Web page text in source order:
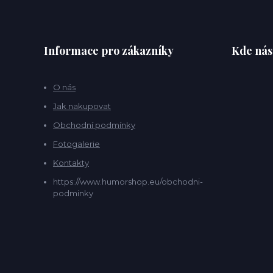
Informace pro zákazníky
O nás
Jak nakupovat
Obchodní podmínky
Fotogalerie
Kontakty
https://www.humorshop.eu/obchodni-
podminky
Kde